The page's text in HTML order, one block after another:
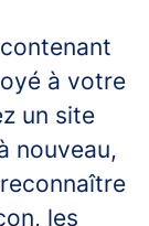
à votre
un site
nouveau,
les